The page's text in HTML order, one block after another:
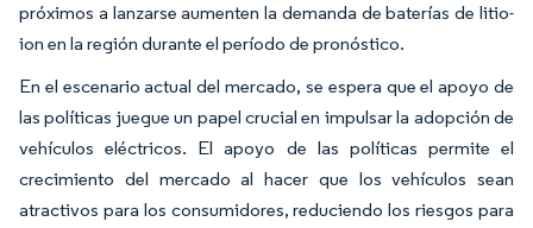
próximos a lanzarse aumenten la demanda de baterías de litio-
ion en la región durante el período de pronóstico.
En el escenario actual del mercado, se espera que el apoyo de
las políticas juegue un papel crucial en impulsar la adopción de
vehículos eléctricos. El apoyo de las políticas permite el
crecimiento del mercado al hacer que los vehículos sean
atractivos para los consumidores, reduciendo los riesgos para